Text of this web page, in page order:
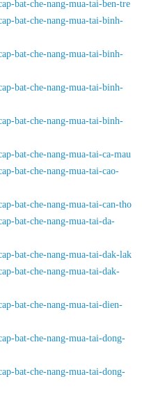
bat-che-nang-mua-tai-ben-tre
bat-che-nang-mua-tai-binh-
bat-che-nang-mua-tai-binh-
bat-che-nang-mua-tai-binh-
bat-che-nang-mua-tai-binh-
bat-che-nang-mua-tai-ca-mau
bat-che-nang-mua-tai-cao-
bat-che-nang-mua-tai-can-tho
bat-che-nang-mua-tai-da-
bat-che-nang-mua-tai-dak-lak
bat-che-nang-mua-tai-dak-
bat-che-nang-mua-tai-dien-
bat-che-nang-mua-tai-dong-
bat-che-nang-mua-tai-dong-